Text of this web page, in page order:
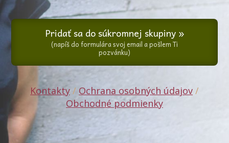
Pridať sa do súkromnej skupiny »
(napíš do formulára svoj email a pošlem Ti
pozvánku)
Kontakty / Ochrana osobných údajov /
Obchodné podmienky